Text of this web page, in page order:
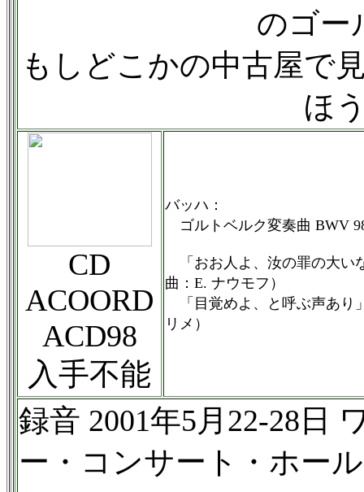
のゴー
もしどこかの中古屋で
ほ
CD
ACOORD
ACD98
入手不能
バッハ：
ゴルトベルク変奏曲 BWV
「おお人よ、汝の罪の大い
曲：E. ナウモフ）
「目覚めよ、と呼ぶ声あり
リメ）
録音 2001年5月22-28日
ー・コンサート・ホール